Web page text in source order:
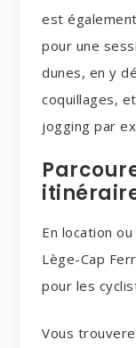
est
pour une
dunes, en y
coquillages,
jogging par
En location
Lège-Cap
pour les
Vous